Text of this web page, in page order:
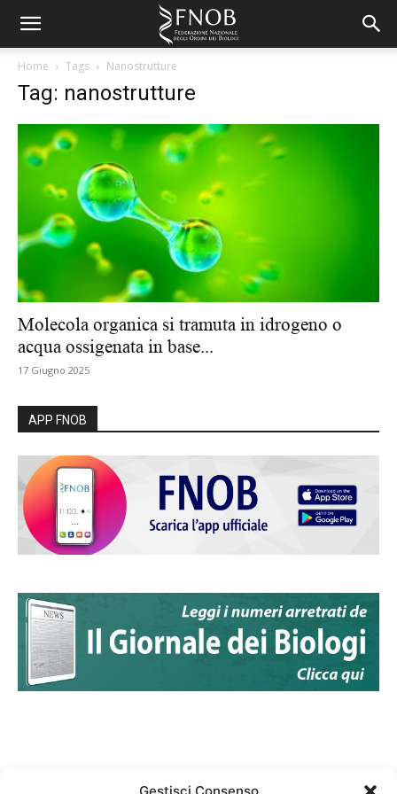
Home Tags Nanostrutture
Tag: nanostrutture
Molecola organica si tramuta in idrogeno o
acqua ossigenata in base...
17 Giugno 2025
APP FNOB